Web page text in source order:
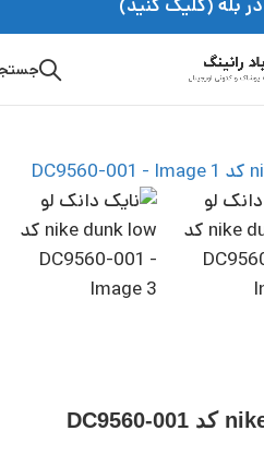
در بله (کلیک کنید)